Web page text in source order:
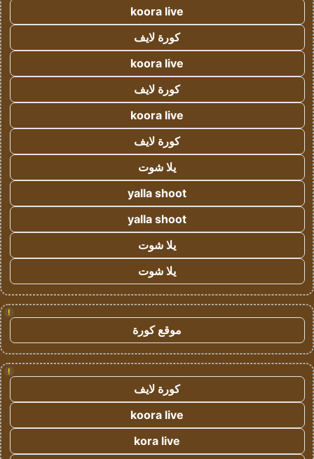
koora live
كورة لايف
koora live
كورة لايف
koora live
كورة لايف
يلا شوت
yalla shoot
yalla shoot
يلا شوت
يلا شوت
!
موقع كورة
!
كورة لايف
koora live
kora live